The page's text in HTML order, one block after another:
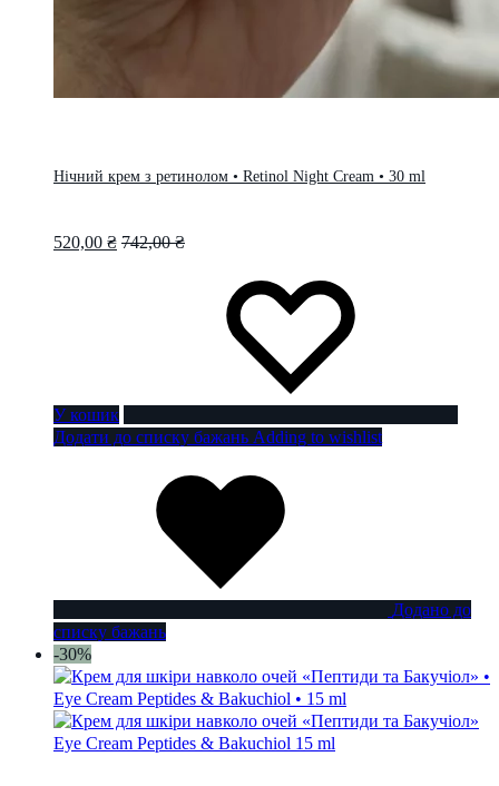
Нічний крем з ретинолом • Retinol Night Cream • 30 ml
520,00 ₴ 742,00₴
У кошик
Додати до списку бажань Adding to wishlist
Додано до
списку бажань
-30%